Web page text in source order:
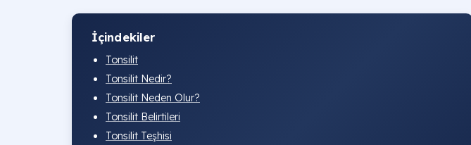
İçindekiler
Tonsilit
Tonsilit Nedir?
Tonsilit Neden Olur?
Tonsilit Belirtileri
Tonsilit Teşhisi